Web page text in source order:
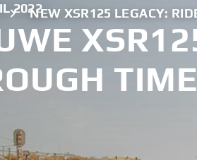
NEW XSR125 LEGACY:
2022
TIME